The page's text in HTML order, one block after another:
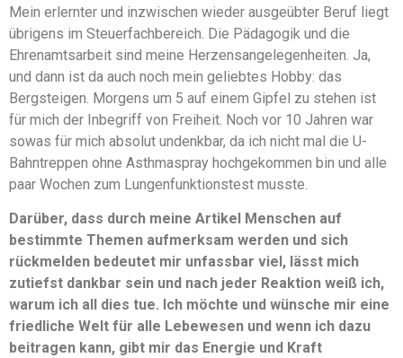
Mein erlernter und inzwischen wieder ausgeübter Beruf liegt
übrigens im Steuerfachbereich. Die Pädagogik und die
Ehrenamtsarbeit sind meine Herzensangelegenheiten. Ja,
und dann ist da auch noch mein geliebtes Hobby: das
Bergsteigen. Morgens um 5 auf einem Gipfel zu stehen ist
für mich der Inbegriff von Freiheit. Noch vor 10 Jahren war
sowas für mich absolut undenkbar, da ich nicht mal die U-
Bahntreppen ohne Asthmaspray hochgekommen bin und alle
paar Wochen zum Lungenfunktionstest musste.
Darüber, dass durch meine Artikel Menschen auf
bestimmte Themen aufmerksam werden und sich
rückmelden bedeutet mir unfassbar viel, lässt mich
zutiefst dankbar sein und nach jeder Reaktion weiß ich,
warum ich all dies tue. Ich möchte und wünsche mir eine
friedliche Welt für alle Lebewesen und wenn ich dazu
beitragen kann, gibt mir das Energie und Kraft